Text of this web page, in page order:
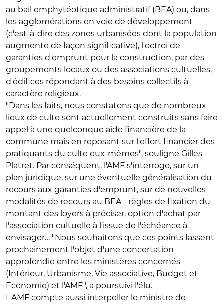
au bail emphytéotique administratif (BEA) ou, dans
les agglomérations en voie de développement
(c'est-à-dire des zones urbanisées dont la population
augmente de façon significative), l'octroi de
garanties d'emprunt pour la construction, par des
groupements locaux ou des associations cultuelles,
d'édifices répondant à des besoins collectifs à
caractère religieux.
"Dans les faits, nous constatons que de nombreux
lieux de culte sont actuellement construits sans faire
appel à une quelconque aide financière de la
commune mais en reposant sur l'effort financier des
pratiquants du culte eux-mêmes", souligne Gilles
Platret. Par conséquent, l'AMF s'interroge, sur un
plan juridique, sur une éventuelle généralisation du
recours aux garanties d'emprunt, sur de nouvelles
modalités de recours au BEA - règles de fixation du
montant des loyers à préciser, option d'achat par
l'association cultuelle à l'issue de l'échéance à
envisager… "Nous souhaitons que ces points fassent
prochainement l'objet d'une concertation
approfondie entre les ministères concernés
(Intérieur, Urbanisme, Vie associative, Budget et
Economie) et l'AMF", a poursuivi l'élu.
L'AMF compte aussi interpeller le ministre de